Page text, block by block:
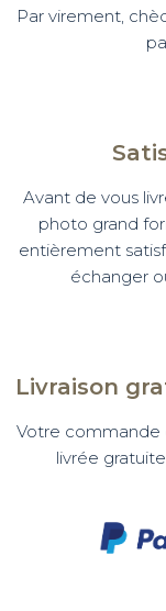
Par virement,
Avant de vous
photo grand
entièrement
échanger
Livraison
Votre commande
livrée